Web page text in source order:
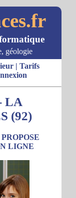
géologie
| Tarifs
LA
(92)
LIGNE